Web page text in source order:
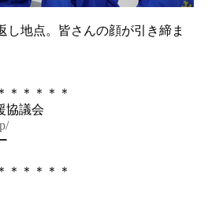
し地点。皆さんの顔が引き締ま
＊＊＊＊＊
協議会
＊＊＊＊＊